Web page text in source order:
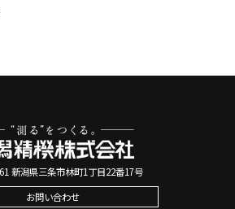
新潟県三条市林町1丁目22番17号
お問い合わせ